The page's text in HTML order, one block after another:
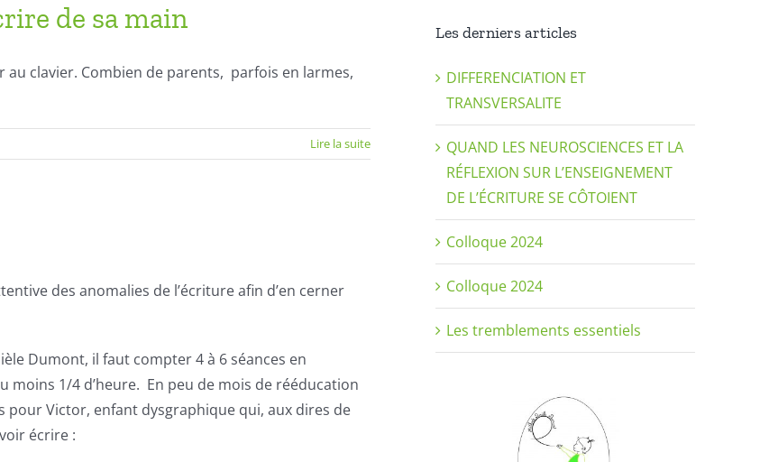
de sa main
clavier. Combien de parents, parfois en larmes,
Lire la suite
des anomalies de l’écriture afin d’en cerner
Dumont, il faut compter 4 à 6 séances en
moins 1/4 d’heure. En peu de mois de rééducation
pour Victor, enfant dysgraphique qui, aux dires de
écrire :
Les derniers articles
DIFFERENCIATION ET
TRANSVERSALITE
QUAND LES NEUROSCIENCES ET LA
RÉFLEXION SUR L’ENSEIGNEMENT
DE L’ÉCRITURE SE CÔTOIENT
Colloque 2024
Colloque 2024
Les tremblements essentiels